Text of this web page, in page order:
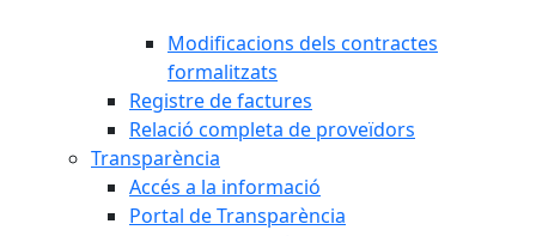
Modificacions dels contractes
formalitzats
Registre de factures
Relació completa de proveïdors
Transparència
Accés a la informació
Portal de Transparència